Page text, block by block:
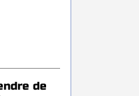
de